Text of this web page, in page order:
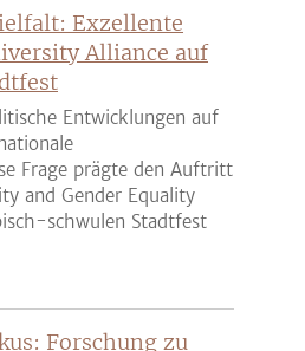
Exzellente
Alliance auf
Entwicklungen auf
Frage prägte den Auftritt
and Gender Equality
schwulen Stadtfest
Forschung zu